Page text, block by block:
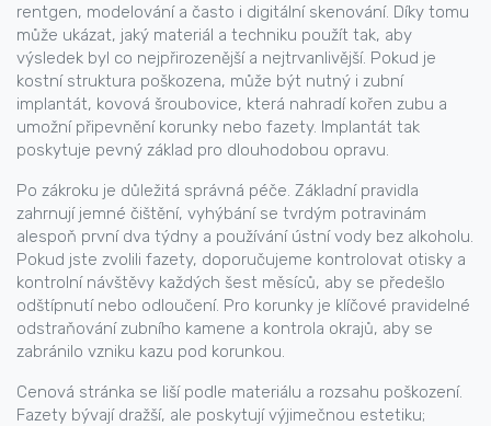
rentgen, modelování a často i digitální skenování. Díky tomu
může ukázat, jaký materiál a techniku použít tak, aby
výsledek byl co nejpřirozenější a nejtrvanlivější. Pokud je
kostní struktura poškozena, může být nutný i zubní
implantát, kovová šroubovice, která nahradí kořen zubu a
umožní připevnění korunky nebo fazety. Implantát tak
poskytuje pevný základ pro dlouhodobou opravu.
Po zákroku je důležitá správná péče. Základní pravidla
zahrnují jemné čištění, vyhýbání se tvrdým potravinám
alespoň první dva týdny a používání ústní vody bez alkoholu.
Pokud jste zvolili fazety, doporučujeme kontrolovat otisky a
kontrolní návštěvy každých šest měsíců, aby se předešlo
odštípnutí nebo odloučení. Pro korunky je klíčové pravidelné
odstraňování zubního kamene a kontrola okrajů, aby se
zabránilo vzniku kazu pod korunkou.
Cenová stránka se liší podle materiálu a rozsahu poškození.
Fazety bývají dražší, ale poskytují výjimečnou estetiku;